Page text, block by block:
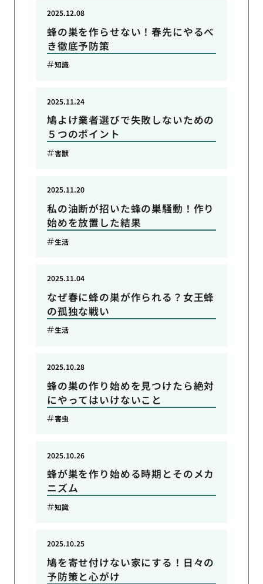
蜂の巣を作らせない！春先にやるべ
き徹底予防策
2025.12.08
知識
鳩よけ業者選びで失敗しないための
５つのポイント
2025.11.24
害獣
私の油断が招いた蜂の巣騒動！作り
始めを放置した結果
2025.11.20
生活
なぜ春に蜂の巣が作られる？女王蜂
の孤独な戦い
2025.11.04
生活
蜂の巣の作り始めを見つけたら絶対
にやってはいけないこと
2025.10.28
害虫
蜂が巣を作り始める時期とそのメカ
ニズム
2025.10.26
知識
鳩を寄せ付けない家にする！日々の
予防策と心がけ
2025.10.25